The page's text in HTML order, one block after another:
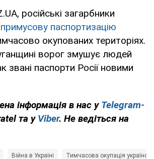
російські загарбники
паспортизацію
окупованих територіях.
ворог змушує людей
звані паспорти Росії новими
інформація в нас у Telegram-
та у Viber. Не ведіться на
Війна в Україні Тимчасова окупація